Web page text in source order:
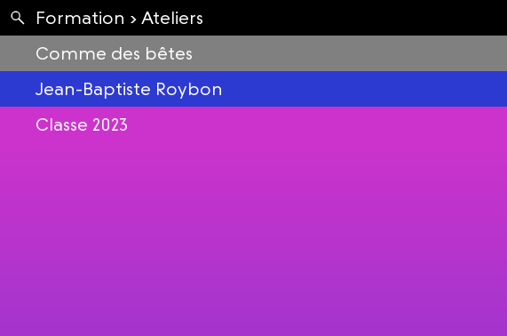
Formation › Ateliers
Comme des bêtes
Jean-Baptiste Roybon
Classe 2023